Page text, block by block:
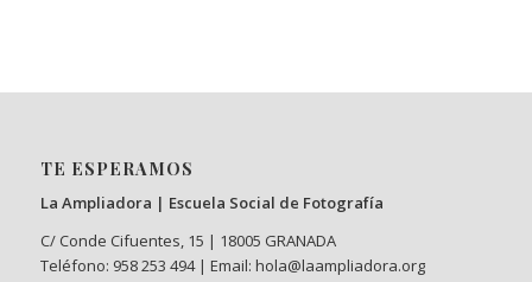
TE ESPERAMOS
La Ampliadora | Escuela Social de Fotografía
C/ Conde Cifuentes, 15 | 18005 GRANADA
Teléfono: 958 253 494 | Email: hola@laampliadora.org